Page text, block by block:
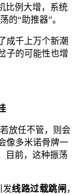
比例大增，系统
的“助推器”。
成千上万个新潮
子的可能性也增
放任不管，则会
像多米诺骨牌一
目前，这种振荡
发线路过载跳闸 ，